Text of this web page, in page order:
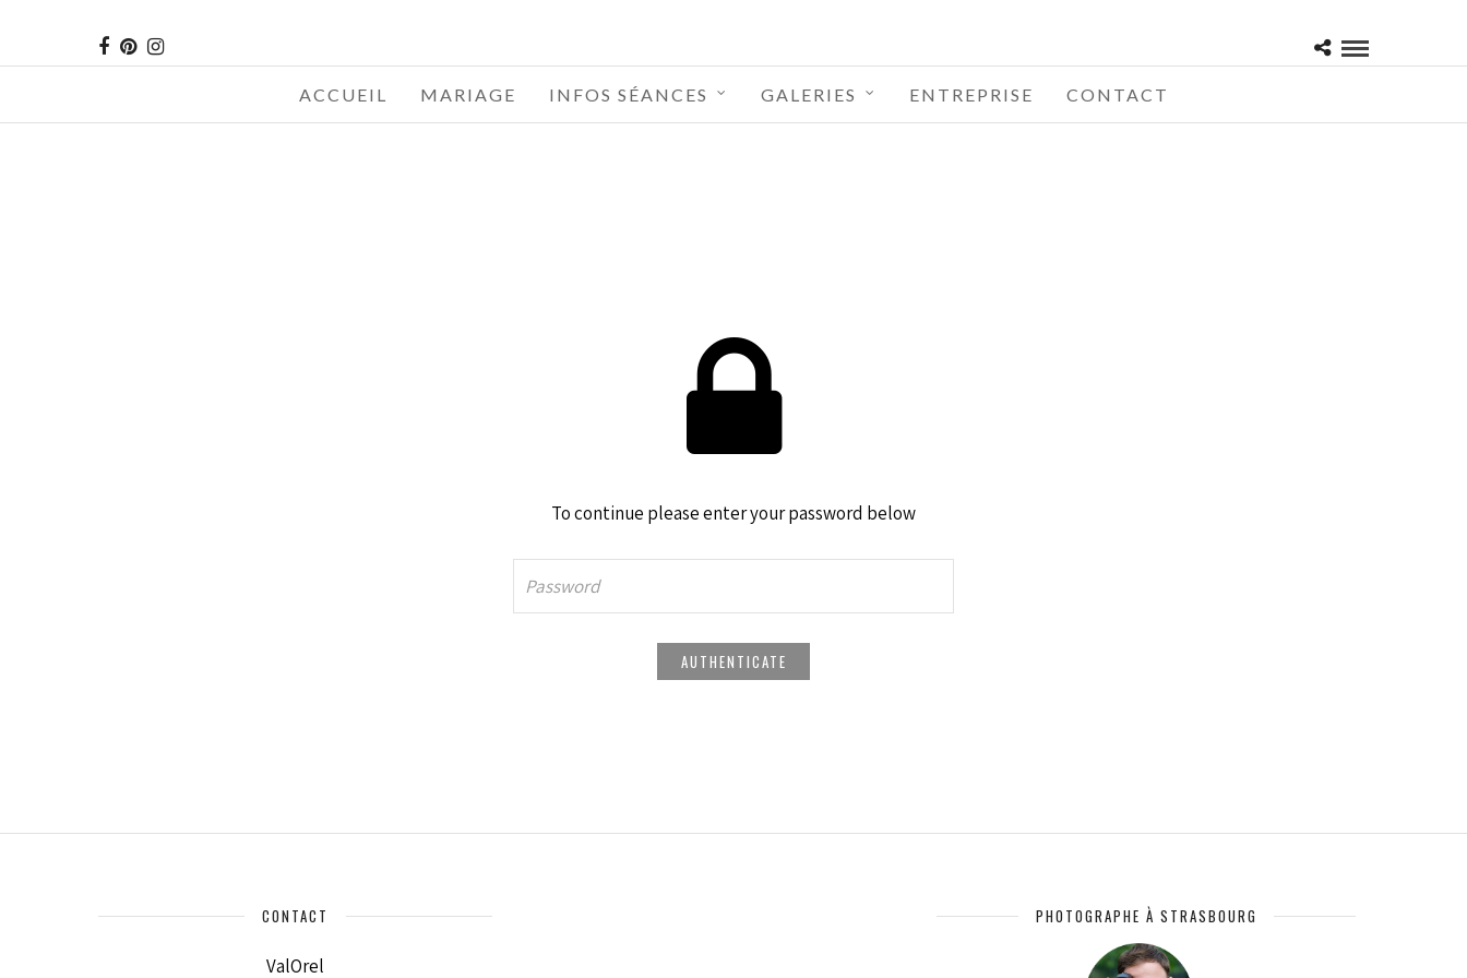
ACCUEIL MARIAGE INFOS SÉANCES GALERIES ENTREPRISE CONTACT
To continue please enter your password below
CONTACT
ValOrel
PHOTOGRAPHE À STRASBOURG